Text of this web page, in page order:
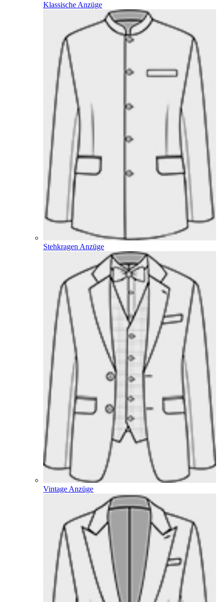
Klassische Anzüge
Stehkragen Anzüge
Vintage Anzüge